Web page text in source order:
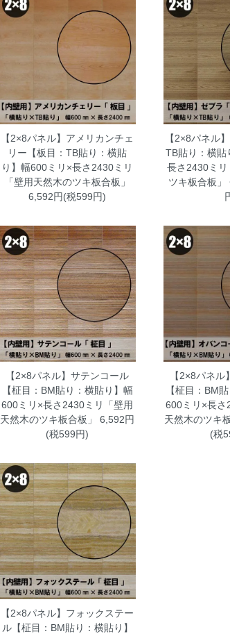
【2×8パネル】アメリカンチェ
リー【板目：TB貼り：横貼
り】幅600ミリ×長さ2430ミリ
「壁用天然木のツキ板合板」
6,592円(税599円)
【2×8パネル
TB貼り：横貼
長さ2430ミ
ツキ板合板」
【2×8パネル】サテンコール
【柾目：BM貼り：横貼り】幅
600ミリ×長さ2430ミリ「壁用
天然木のツキ板合板」
6,592円
(税599円)
【2×8パネ
【柾目：BM
600ミリ×長さ
天然木のツキ
(税
【2×8パネル】フォックステー
ル【柾目：BM貼り：横貼り】